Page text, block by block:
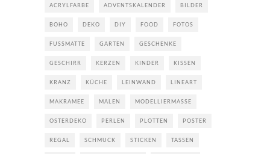
ACRYLFARBE ADVENTSKALENDER BILDER
BOHO DEKO DIY FOOD FOTOS
FUSSMATTE GARTEN GESCHENKE
GESCHIRR KERZEN KINDER KISSEN
KRANZ KÜCHE LEINWAND LINEART
MAKRAMEE MALEN MODELLIERMASSE
OSTERDEKO PERLEN PLOTTEN POSTER
REGAL SCHMUCK STICKEN TASSEN